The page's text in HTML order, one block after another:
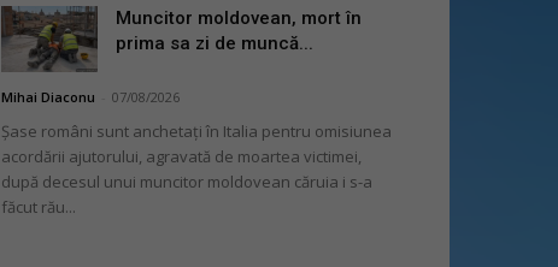
Muncitor moldovean, mort în
prima sa zi de muncă...
Mihai Diaconu 07/08/2026
Șase români sunt anchetați în Italia pentru omisiunea
acordării ajutorului, agravată de moartea victimei,
după decesul unui muncitor moldovean căruia i s-a
făcut rău...